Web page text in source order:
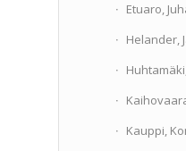
Etuaro,
Helander,
Kauppi,